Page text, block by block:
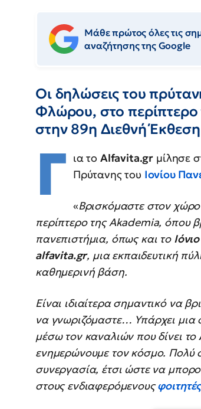
Μάθε πρώτος όλες τις
αναζήτησης της Google
Οι δηλώσεις του
Φλώρου, στο
στην 89η Διεθνή
Γ ια το Alfavita.gr μίλησε
Πρύτανης του Ιονίου
«Βρισκόμαστε στον
περίπτερο της Akademia, όπου
πανεπιστήμια, όπως και το
alfavita.gr, μια εκπαιδευτική
καθημερινή βάση.
Είναι ιδιαίτερα σημαντικό να
να γνωριζόμαστε… Υπάρχει
μέσω τον καναλιών που δίνει το
ενημερώνουμε τον κόσμο. Πολύ
συνεργασία, έτσι ώστε να
στους ενδιαφερόμενουςφοιτητές